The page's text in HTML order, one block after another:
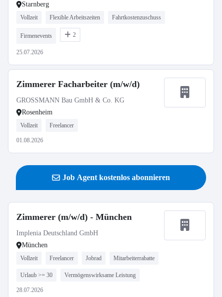
Starnberg
Vollzeit Flexible Arbeitszeiten Fahrtkostenzuschuss
Firmenevents 2
25.07.2026
Zimmerer Facharbeiter (m/w/d)
GROSSMANN Bau GmbH & Co. KG
Rosenheim
Vollzeit Freelancer
01.08.2026
Job Agent kostenlos abonnieren
Zimmerer (m/w/d) - München
Implenia Deutschland GmbH
München
Vollzeit Freelancer Jobrad Mitarbeiterrabatte
Urlaub >= 30 Vermögenswirksame Leistung
28.07.2026